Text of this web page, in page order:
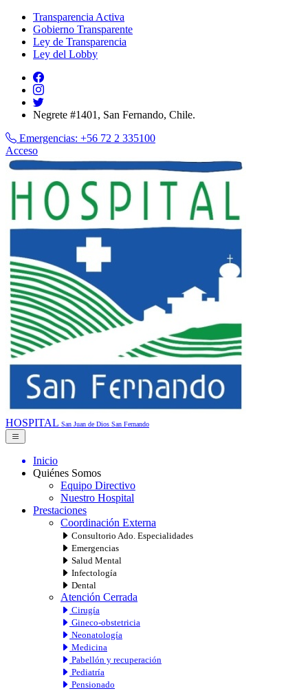
Transparencia Activa
Gobierno Transparente
Ley de Transparencia
Ley del Lobby
Negrete #1401, San Fernando, Chile.
Emergencias: +56 72 2 335100
Acceso
HOSPITAL San Juan de Dios San Fernando
Inicio
Quiénes Somos
Equipo Directivo
Nuestro Hospital
Prestaciones
Coordinación Externa
Consultorio Ado. Especialidades
Emergencias
Salud Mental
Infectología
Dental
Atención Cerrada
Cirugía
Gineco-obstetricia
Neonatología
Medicina
Pabellón y recuperación
Pediatría
Pensionado